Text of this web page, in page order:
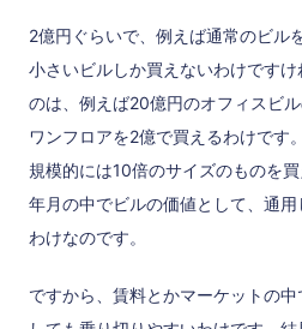
2億円ぐらいで、例えば通常のビル
小さいビルしか買えないわけです
のは、例えば20億円のオフィスビ
ワンフロアを2億で買えるわけです
規模的には10倍のサイズのものを
年月の中でビルの価値として、通
わけなのです。
ですから、賃料とかマーケットの